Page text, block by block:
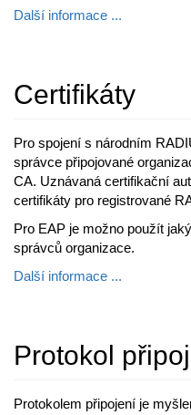
Další informace ...
Certifikáty
Pro spojení s národním
správce připojované
CA. Uznávaná certifikační
certifikáty pro registrované
Pro EAP je možno použít
správců organizace.
Další informace ...
Protokol
Protokolem připojení je